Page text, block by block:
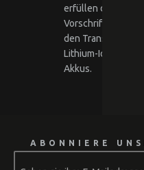
erfüllen die ADR-
Vorschriften für
den Transport von
Lithium-Ionen-
Akkus.
ABONNIERE